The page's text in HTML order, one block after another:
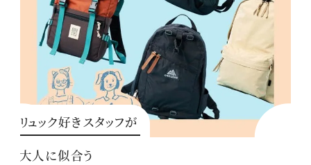
リュック好きスタッフが
大人に似合う